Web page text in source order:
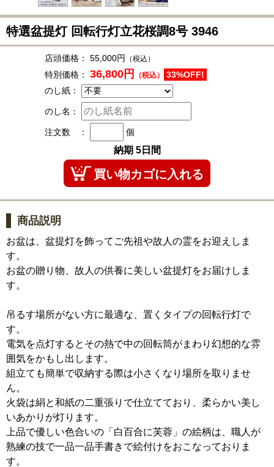
特選盆提灯 回転行灯立花桜調8号 3946
店頭価格： 55,000円 （税込）
特別価格： 36,800円 （税込）
33%OFF!
のし紙：
のし名：
注文数 ： 個
納期 5日間
商品説明
お盆は、盆提灯を飾ってご先祖や故人の霊をお迎えしま
す。
お盆の贈り物、故人の供養に美しい盆提灯をお届けしま
す。
吊るす場所がない方に最適な、置くタイプの回転行灯で
す。
電気を点灯するとその熱で中の回転筒がまわり幻想的な雰
囲気をかもし出します。
組立ても簡単で収納する際は小さくなり場所を取りませ
ん。
火袋は絹と和紙の二重張りで仕立てており、柔らかい美し
いあかりが灯ります。
上品で優しい色合いの「白百合に芙蓉」の絵柄は、職人が
熟練の技で一品一品手書きで絵付けをおこなっておりま
す。